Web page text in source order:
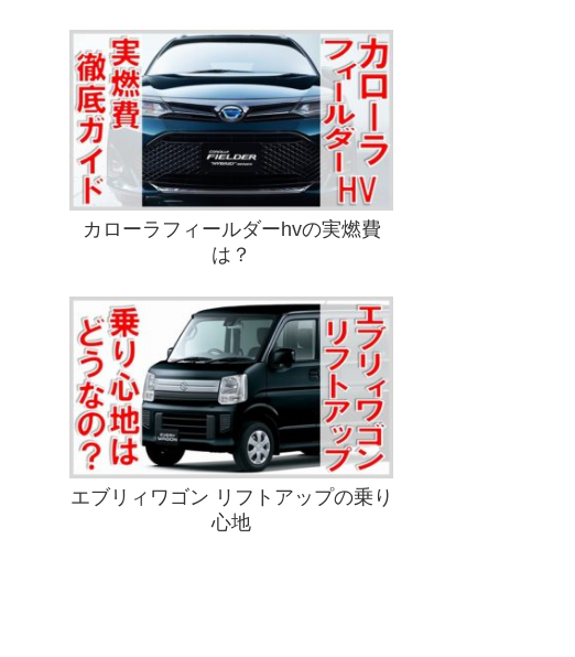
カローラフィールダーhvの実燃費
は？
エブリィワゴン リフトアップの乗り
心地